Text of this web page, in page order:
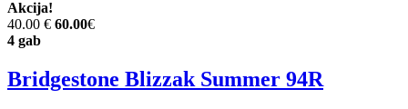
Akcija!
40.00 € 60.00€
4 gab
Bridgestone Blizzak Summer 94R